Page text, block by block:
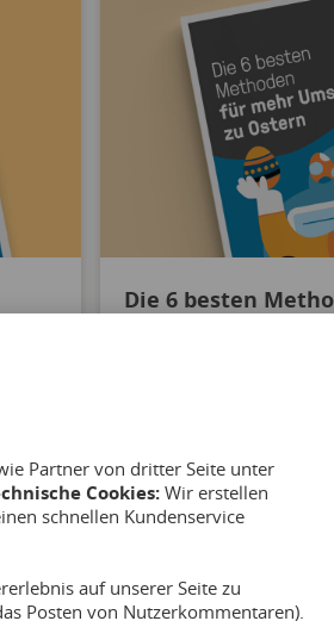
Die 6 besten
Wir haben diese 6-
Betreiber von
Aktivitäten die
können, um ihre
Kunden zu gewinnen:
Verleihe deinen
Partner von dritter Seite unter
Cookies:Wir erstellen
schnellen Kundenservice
auf unserer Seite zu
Posten von Nutzerkommentaren).